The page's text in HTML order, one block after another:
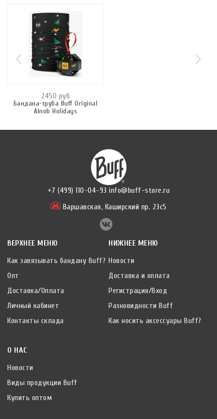
2450 руб
Бандана-труба Buff Original
Alnob Holidays
+7 (499) 110-04-93 info@buff-store.ru
Варшавская, Каширский пр. 23с5
ВЕРХНЕЕ МЕНЮ
Как завязывать бандану Buff?
Опт
Доставка/Оплата
Личный кабинет
Контакты склада
НИЖНЕЕ МЕНЮ
Новости
Доставка и оплата
Регистрация/Вход
Разновидности Buff
Как носить аксессуары Buff?
О НАС
Новости
Виды продукции Buff
Купить оптом